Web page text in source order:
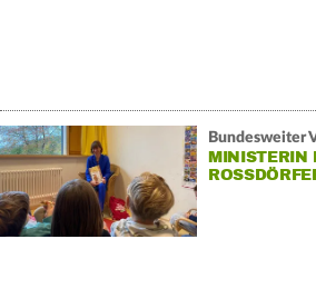
Bundesweiter
MINISTERIN